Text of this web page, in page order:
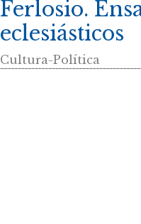
Ferlosio.
eclesiásticos
Cultura-Política